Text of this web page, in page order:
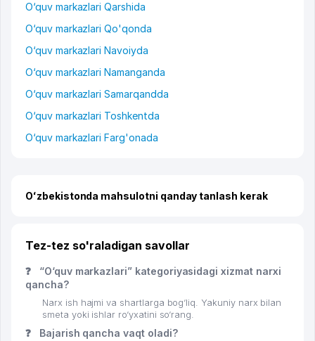
O‘quv markazlari Qarshida
O‘quv markazlari Qo'qonda
O‘quv markazlari Navoiyda
O‘quv markazlari Namanganda
O‘quv markazlari Samarqandda
O‘quv markazlari Toshkentda
O‘quv markazlari Farg'onada
Oʻzbekistonda mahsulotni qanday tanlash kerak
Tez-tez so'raladigan savollar
❓
“O‘quv markazlari” kategoriyasidagi xizmat narxi
qancha?
Narx ish hajmi va shartlarga bog‘liq. Yakuniy narx bilan
smeta yoki ishlar ro‘yxatini so‘rang.
❓ Bajarish qancha vaqt oladi?